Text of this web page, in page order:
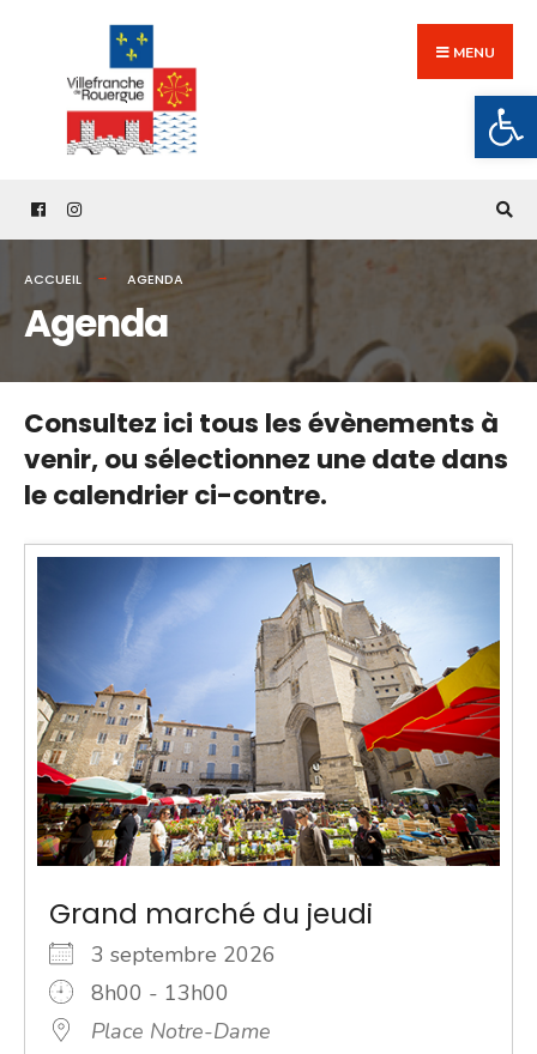
content
MENU
ACCUEIL AGENDA
Agenda
Consultez ici tous les évènements à
venir,ou sélectionnez une date dans
le calendrier ci-contre.
Grand marché du jeudi
3 septembre 2026
8h00 - 13h00
Place Notre-Dame